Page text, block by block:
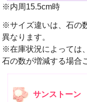
※内周15.5cm時
※サイズ違いは、石の
異なります。
※在庫状況によっては
石の数が増減する場合
サンストーン